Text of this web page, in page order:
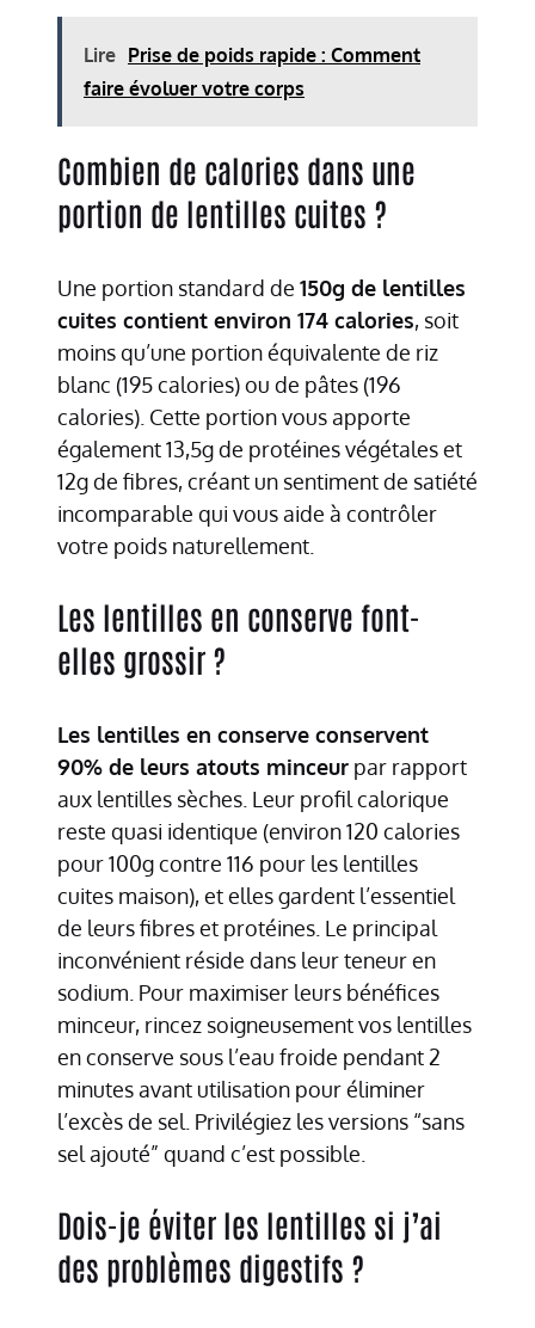
Lire Prise de poids rapide : Comment
faire évoluer votre corps
Combien de calories dans une
portion de lentilles cuites ?
Une portion standard de 150g de lentilles
cuites contient environ 174 calories, soit
moins qu’une portion équivalente de riz
blanc (195 calories) ou de pâtes (196
calories). Cette portion vous apporte
également 13,5g de protéines végétales et
12g de fibres, créant un sentiment de satiété
incomparable qui vous aide à contrôler
votre poids naturellement.
Les lentilles en conserve font-
elles grossir ?
Les lentilles en conserve conservent
90% de leurs atouts minceur par rapport
aux lentilles sèches. Leur profil calorique
reste quasi identique (environ 120 calories
pour 100g contre 116 pour les lentilles
cuites maison), et elles gardent l’essentiel
de leurs fibres et protéines. Le principal
inconvénient réside dans leur teneur en
sodium. Pour maximiser leurs bénéfices
minceur, rincez soigneusement vos lentilles
en conserve sous l’eau froide pendant 2
minutes avant utilisation pour éliminer
l’excès de sel. Privilégiez les versions “sans
sel ajouté” quand c’est possible.
Dois-je éviter les lentilles si j’ai
des problèmes digestifs ?